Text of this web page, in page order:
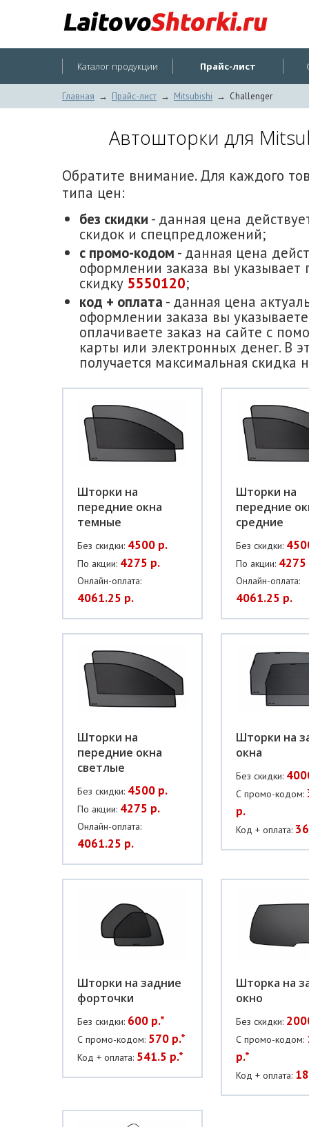
Каталог продукции Прайс-лист
Главная → Прайс-лист → Mitsubishi → Challenger
Автошторки для
Обратите внимание. Для каждого
типа цен:
без скидки - данная цена
скидок и спецпредложений;
с промо-кодом - данная цена
оформлении заказа вы указывает
скидку 5550120;
код + оплата - данная цена
оформлении заказа вы
оплачиваете заказ на сайте с
карты или электронных денег. В
получается максимальная скидка
Шторки на
передние окна
темные
Без скидки: 4500 р.
По акции: 4275 р.
Онлайн-оплата:
4061.25 р.
Шторки на
передние
средние
Без скидки:
По акции: 4275
Онлайн-оплата:
4061.25 р.
Шторки на
передние окна
светлые
Без скидки: 4500 р.
По акции: 4275 р.
Онлайн-оплата:
4061.25 р.
Шторки на
окна
Без скидки:
С промо-кодом:
р.
Код + оплата:
Шторки на задние
форточки
Без скидки: 600 р.*
С промо-кодом: 570 р.*
Код + оплата: 541.5 р.*
Шторка на
окно
Без скидки:
С промо-кодом:
р.*
Код + оплата: